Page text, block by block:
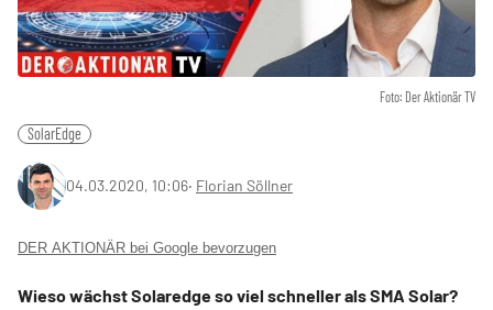
Foto: Der Aktionär TV
SolarEdge
04.03.2020, 10:06‧ Florian Söllner
DER AKTIONÄR bei Google bevorzugen
Wieso wächst Solaredge so viel schneller als SMA Solar?